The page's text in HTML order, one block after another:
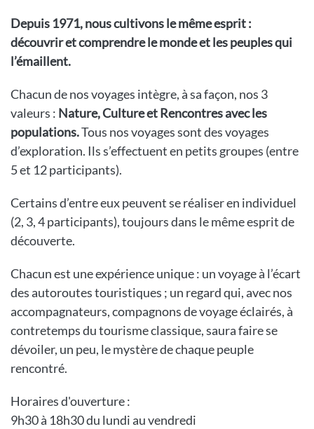
Depuis 1971, nous cultivons le même esprit :
découvrir et comprendre le monde et les peuples qui
l’émaillent.
Chacun de nos voyages intègre, à sa façon, nos 3
valeurs : Nature, Culture et Rencontres avec les
populations.Tous nos voyages sont des voyages
d’exploration. Ils s’effectuent en petits groupes (entre
5 et 12 participants).
Certains d’entre eux peuvent se réaliser en individuel
(2, 3, 4 participants), toujours dans le même esprit de
découverte.
Chacun est une expérience unique : un voyage à l’écart
des autoroutes touristiques ; un regard qui, avec nos
accompagnateurs, compagnons de voyage éclairés, à
contretemps du tourisme classique, saura faire se
dévoiler, un peu, le mystère de chaque peuple
rencontré.
Horaires d'ouverture :
9h30 à 18h30 du lundi au vendredi